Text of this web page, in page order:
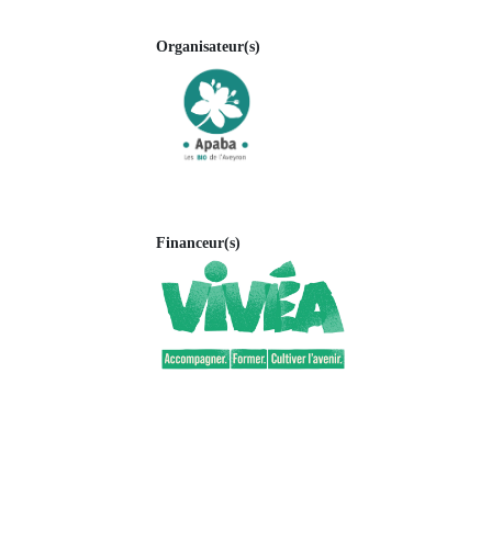
Organisateur(s)
Financeur(s)